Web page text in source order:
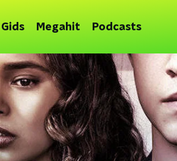
Gids Megahit Podcasts